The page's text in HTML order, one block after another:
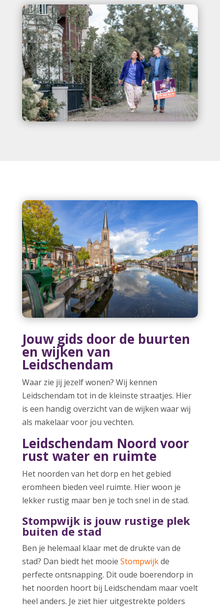
Jouw gids door de buurten
en wijken van
Leidschendam
Waar zie jij jezelf wonen? Wij kennen
Leidschendam tot in de kleinste straatjes. Hier
is een handig overzicht van de wijken waar wij
als makelaar voor jou vechten.
Leidschendam Noord voor
rust water en ruimte
Het noorden van het dorp en het gebied
eromheen bieden veel ruimte. Hier woon je
lekker rustig maar ben je toch snel in de stad.
Stompwijk is jouw rustige plek
buiten de stad
Ben je helemaal klaar met de drukte van de
stad? Dan biedt het mooie Stompwijkde
perfecte ontsnapping. Dit oude boerendorp in
het noorden hoort bij Leidschendam maar voelt
heel anders. Je ziet hier uitgestrekte polders